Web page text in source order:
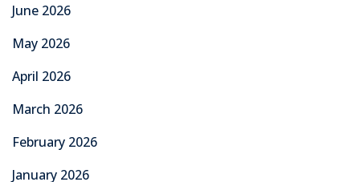
June 2026
May 2026
April 2026
March 2026
February 2026
January 2026